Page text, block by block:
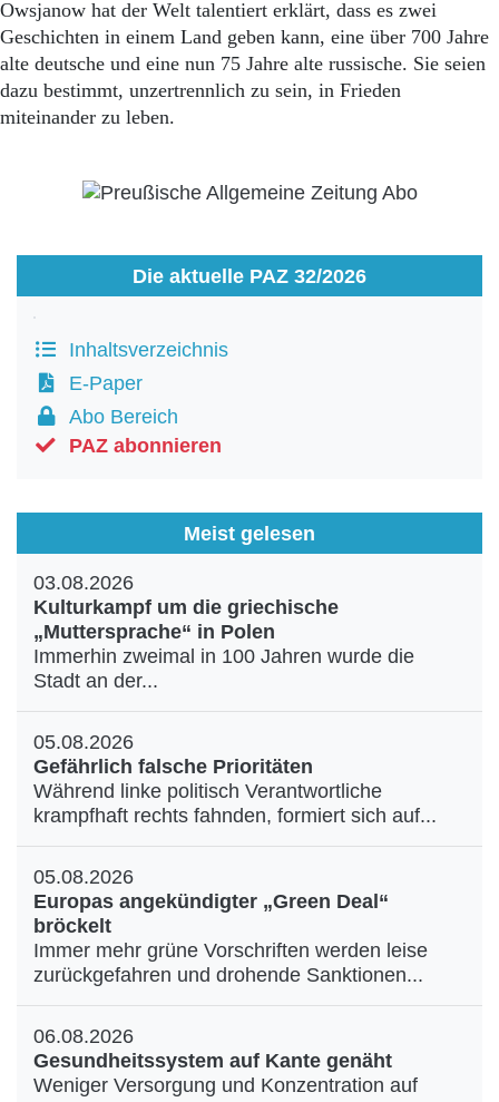
Owsjanow hat der Welt talentiert erklärt, dass es zwei
Geschichten in einem Land geben kann, eine über 700 Jahre
alte deutsche und eine nun 75 Jahre alte russische. Sie seien
dazu bestimmt, unzertrennlich zu sein, in Frieden
miteinander zu leben.
Die aktuelle PAZ 32/2026
Inhaltsverzeichnis
E-Paper
Abo Bereich
PAZ abonnieren
Meist gelesen
03.08.2026
Kulturkampf um die griechische
„Muttersprache“ in Polen
Immerhin zweimal in 100 Jahren wurde die
Stadt an der...
05.08.2026
Gefährlich falsche Prioritäten
Während linke politisch Verantwortliche
krampfhaft rechts fahnden, formiert sich auf...
05.08.2026
Europas angekündigter „Green Deal“
bröckelt
Immer mehr grüne Vorschriften werden leise
zurückgefahren und drohende Sanktionen...
06.08.2026
Gesundheitssystem auf Kante genäht
Weniger Versorgung und Konzentration auf